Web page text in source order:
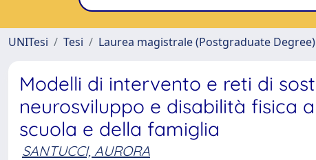
UNITesi
Tesi Laurea magistrale (Postgraduate Degree)
Modelli di intervento e reti di
neurosviluppo e disabilità fisica
scuola e della famiglia
SANTUCCI, AURORA